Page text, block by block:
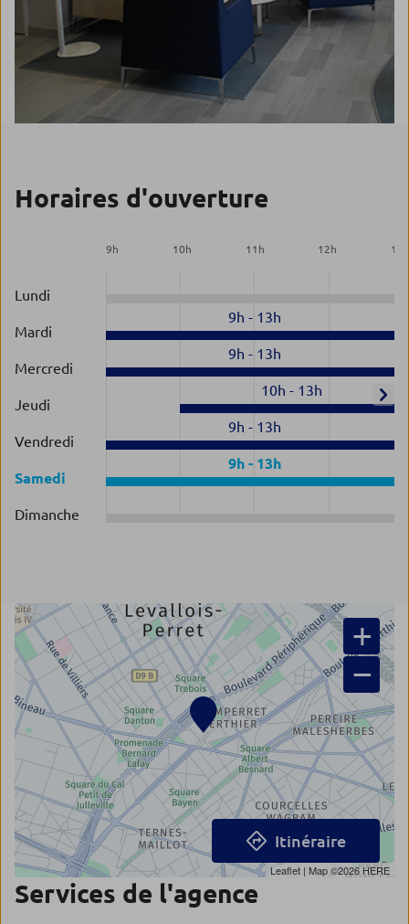
Horaires d'ouverture
9h 10h 11 h 12h 13
Lundi
Mardi
9h - 13h
Mercredi
9h - 13h
Jeudi
10h - 13h
Vendredi
9h - 13h
Samedi
9h- 13h
Dimanche
+
−
Leaflet | Map ©2026HERE
Itinéraire
Services de l'agence